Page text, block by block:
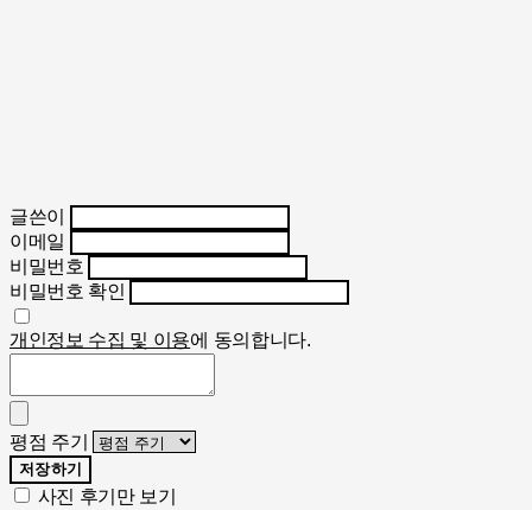
글쓴이
이메일
비밀번호
비밀번호 확인
개인정보 수집 및 이용에 동의합니다.
평점 주기
저장하기
사진 후기만 보기